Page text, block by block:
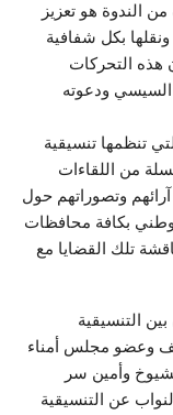
الندوة هو تعزيز
ونقلها بكل شفافية
هذه التحركات
السيسي ودعوته
تنظمها تنسيقية
من اللقاءات
وتصوراتهم حول
بكافة محافظات
تلك القضايا مع
التنسيقية
وعضو مجلس أمناء
وأمين سر
عن التنسيقية